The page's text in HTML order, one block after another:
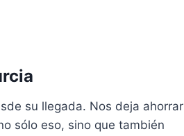
su llegada. Nos deja ahorrar
sólo eso, sino que también